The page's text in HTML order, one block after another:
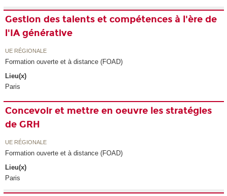
Gestion des talents et compétences à l'ère de
l'IA générative
UE RÉGIONALE
Formation ouverte et à distance (FOAD)
Lieu(x)
Paris
Concevoir et mettre en oeuvre les stratégies
de GRH
UE RÉGIONALE
Formation ouverte et à distance (FOAD)
Lieu(x)
Paris